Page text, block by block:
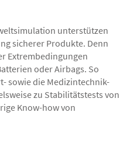
unterstützen
sicherer Produkte. Denn
Extrembedingungen
oder Airbags. So
sowie die Medizintechnik-
zu Stabilitätstests von
Know-how von